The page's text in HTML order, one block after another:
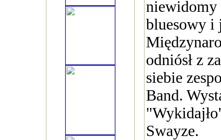
niewidomy
bluesowy i
odniósł z
siebie
Band.
Swayze.